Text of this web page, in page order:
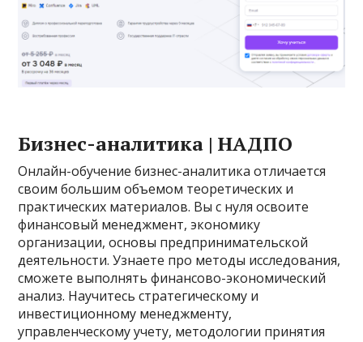
Бизнес-аналитика | НАДПО
Онлайн-обучение бизнес-аналитика отличается
своим большим объемом теоретических и
практических материалов. Вы с нуля освоите
финансовый менеджмент, экономику
организации, основы предпринимательской
деятельности. Узнаете про методы исследования,
сможете выполнять финансово-экономический
анализ. Научитесь стратегическому и
инвестиционному менеджменту,
управленческому учету, методологии принятия